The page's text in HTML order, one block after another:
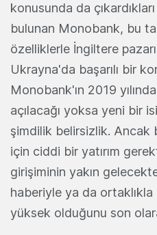
konusunda da
bulunan Monobank, bu
özelliklerle İngiltere
Ukrayna'da başarılı bir
Monobank'ın 2019
açılacağı yoksa yeni bir
şimdilik belirsizlik. Ancak
için ciddi bir yatırım
girişiminin yakın gelecekte
haberiyle ya da
yüksek olduğunu son